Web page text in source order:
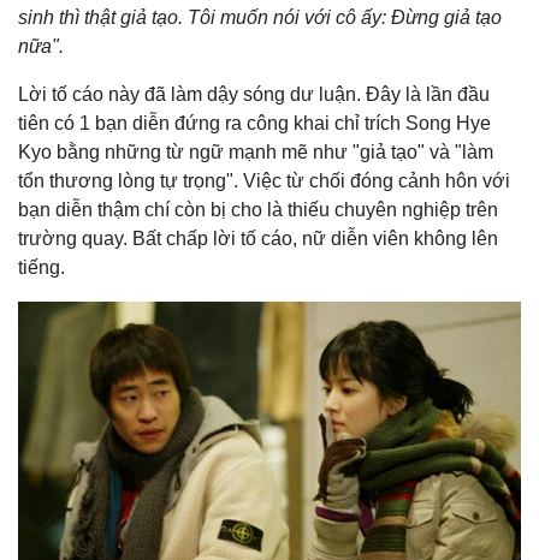
sinh thì thật giả tạo. Tôi muốn nói với cô ấy: Đừng giả tạo
nữa".
Lời tố cáo này đã làm dậy sóng dư luận. Đây là lần đầu
tiên có 1 bạn diễn đứng ra công khai chỉ trích Song Hye
Kyo bằng những từ ngữ mạnh mẽ như "giả tạo" và "làm
tổn thương lòng tự trọng". Việc từ chối đóng cảnh hôn với
bạn diễn thậm chí còn bị cho là thiếu chuyên nghiệp trên
trường quay. Bất chấp lời tố cáo, nữ diễn viên không lên
tiếng.